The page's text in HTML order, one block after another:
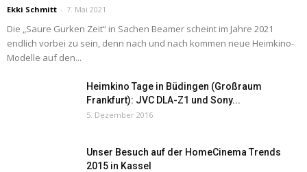
Ekki Schmitt - 7. Mai 2021
Die „Saure Gurken Zeit“ in Sachen Beamer scheint im Jahre 2021
endlich vorbei zu sein, denn nach und nach kommen neue Heimkino-
Modelle auf den...
Heimkino Tage in Büdingen (Großraum
Frankfurt): JVC DLA-Z1 und Sony...
5. Dezember 2016
Unser Besuch auf der HomeCinema Trends
2015 in Kassel